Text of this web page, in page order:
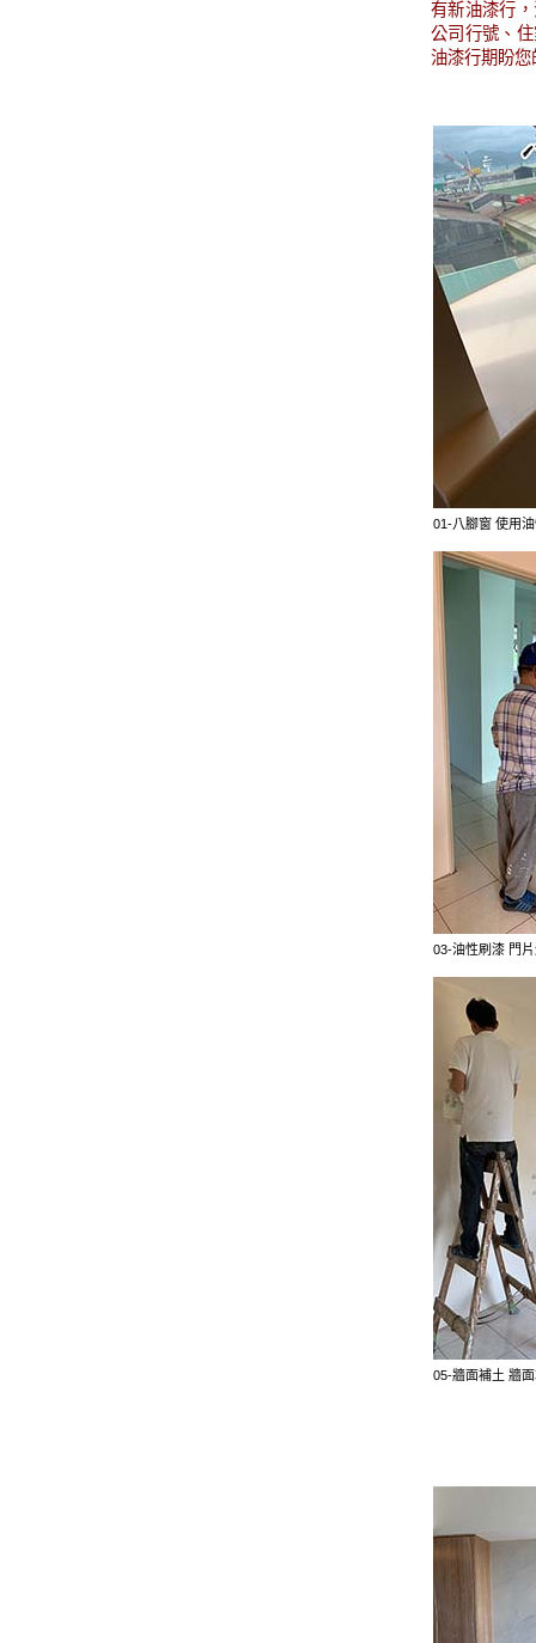
有新油漆行
公司行號、
油漆行期盼
01-八腳窗 使用
03-油性刷漆 門
05-牆面補土 牆